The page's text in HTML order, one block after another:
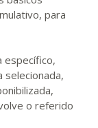
para
específico,
selecionada,
o referido